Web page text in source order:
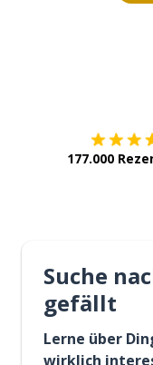
177.000
Suche
gefällt
Lerne über
wirklich